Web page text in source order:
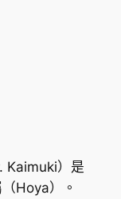
Kaimuki）是
Hoya）。